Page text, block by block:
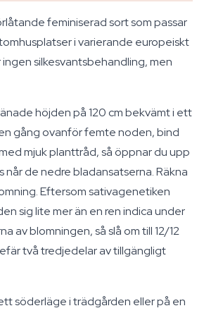
feminiserad sort som passar
i varierande europeiskt
silkesvantsbehandling, men
höjden på 120 cm bekvämt i ett
gång ovanför femte noden, bind
mjuk planttråd, så öppnar du upp
når de nedre bladansatserna. Räkna
Eftersom sativagenetiken
sig lite mer än en ren indica under
av blomningen, så slå om till 12/12
två tredjedelar av tillgängligt
söderläge i trädgården eller på en